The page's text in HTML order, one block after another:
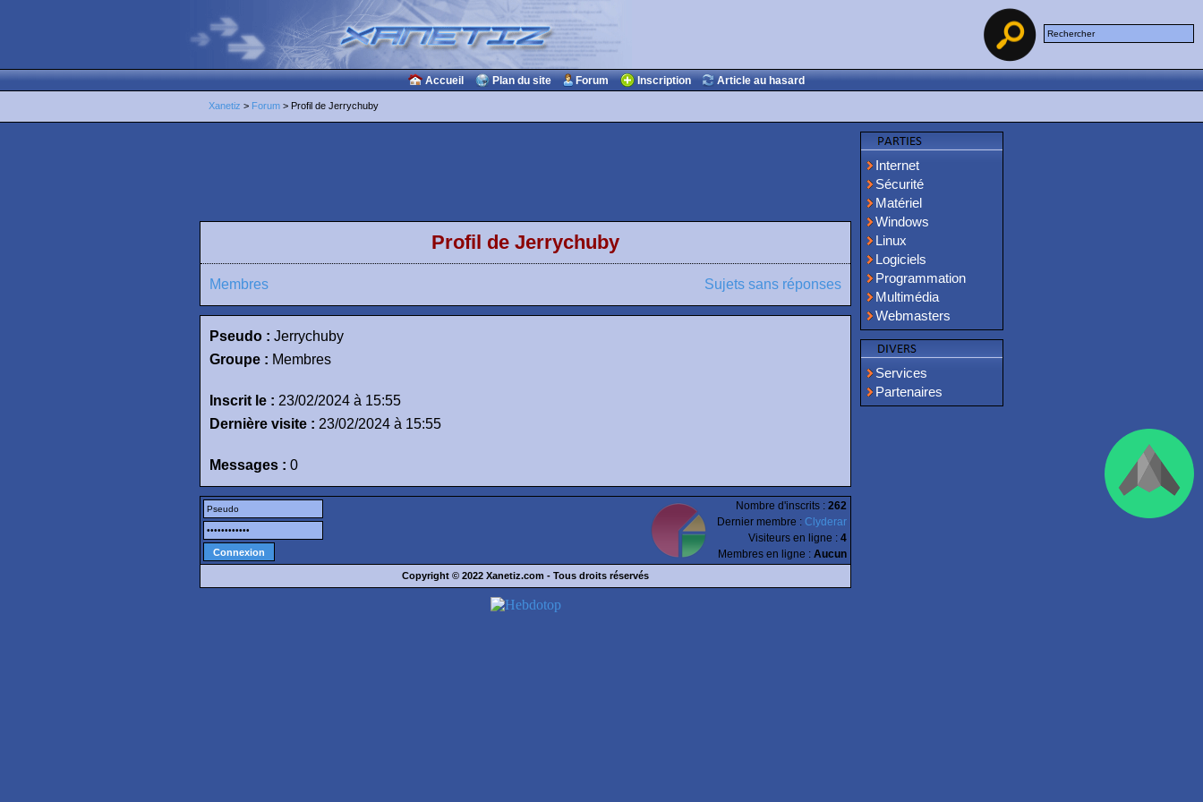
Accueil Plan du site Forum Inscription Article au hasard
Xanetiz > Forum > Profil de Jerrychuby
Internet
Sécurité
Matériel
Windows
Linux
Logiciels
Programmation
Multimédia
Webmasters
Services
Partenaires
Profil de Jerrychuby
Membres Sujets sans réponses
Pseudo : Jerrychuby
Groupe : Membres
Inscrit le : 23/02/2024 à 15:55
Dernière visite : 23/02/2024 à 15:55
Messages : 0
Nombre d'inscrits : 262
Dernier membre : Clyderar
Visiteurs en ligne : 4
Membres en ligne : Aucun
Copyright © 2022 Xanetiz.com - Tous droits réservés